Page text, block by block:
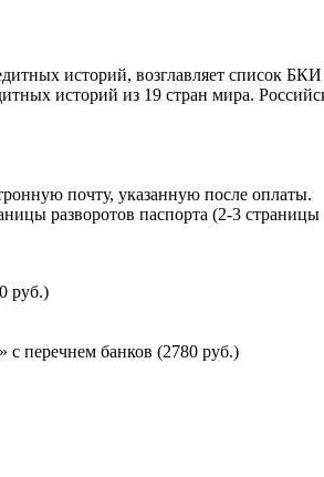
историй, возглавляет список
историй из 19 стран мира.
почту, указанную после оплаты.
разворотов паспорта (2-3
руб.)
перечнем банков (2780 руб.)